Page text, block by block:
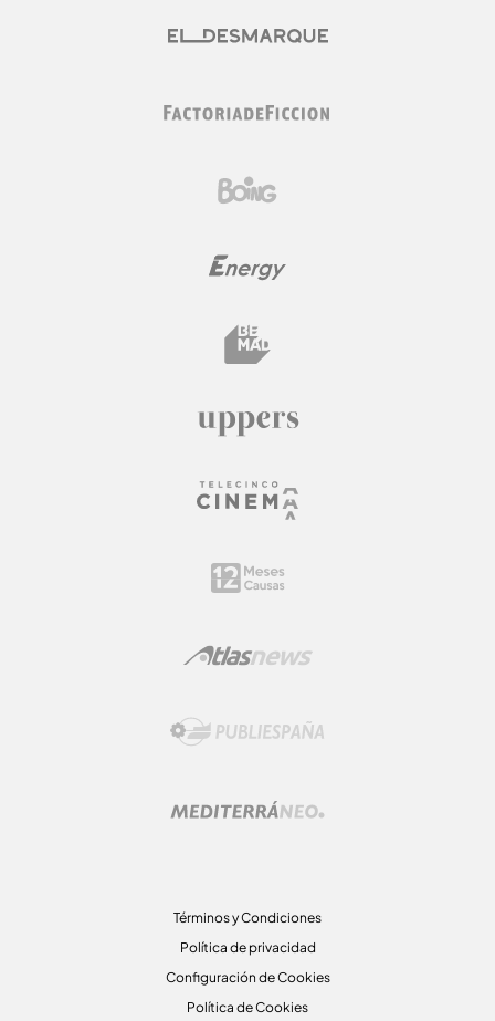
Términos y Condiciones
Política de privacidad
Configuración de Cookies
Política de Cookies